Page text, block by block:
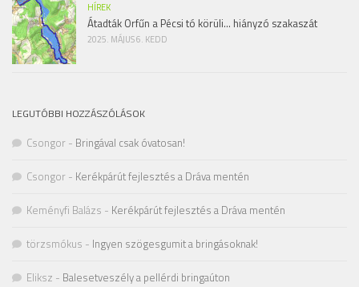
HÍREK
Átadták Orfűn a Pécsi tó körüli… hiányzó szakaszát
2025. MÁJUS 6. KEDD
LEGUTÓBBI HOZZÁSZÓLÁSOK
Csongor - Bringával csak óvatosan!
Csongor - Kerékpárút fejlesztés a Dráva mentén
Keményfi Balázs - Kerékpárút fejlesztés a Dráva mentén
törzsmókus - Ingyen szögesgumit a bringásoknak!
Eliksz - Balesetveszély a pellérdi bringaúton